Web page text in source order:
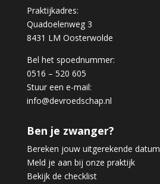
Praktijkadres:
Quadoelenweg 3
8431 LM Oosterwolde
Bel het spoednummer:
0516 – 520 605
Stuur een e-mail:
info@devroedschap.nl
Ben je zwanger?
Bereken jouw uitgerekende datum
Meld je aan bij onze praktijk
Bekijk de checklist